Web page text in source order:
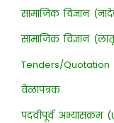
सामाजिक विज्ञान
सामाजिक विज्ञान
Tenders/Quotation
वेळापत्रक
पदवीपूर्व अभ्यासक्रम